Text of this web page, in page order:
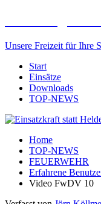
Unsere Freizeit für Ihre
Start
Einsätze
Downloads
TOP-NEWS
Home
TOP-NEWS
FEUERWEHR
Erfahrene
Video FwDV 10